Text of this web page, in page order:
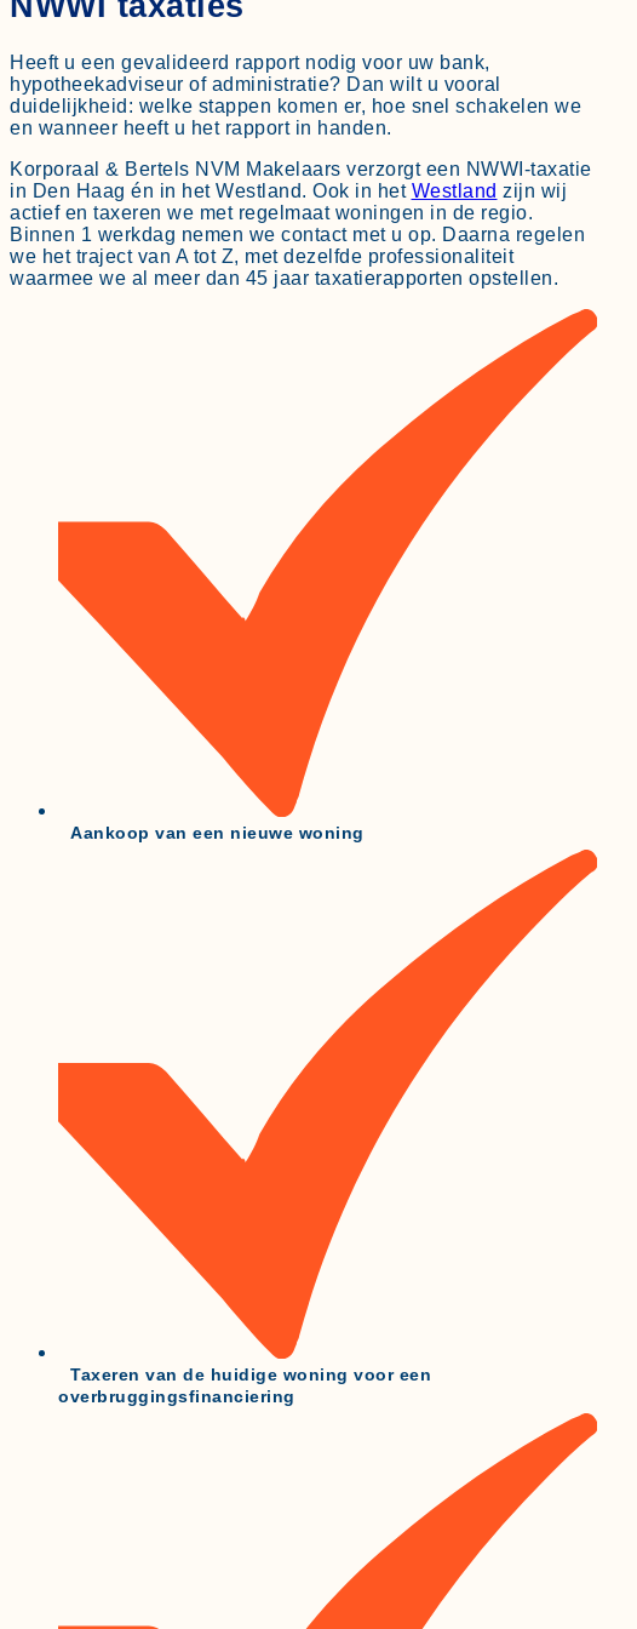
Heeft u een gevalideerd rapport nodig voor uw bank,
hypotheekadviseur of administratie? Dan wilt u vooral
duidelijkheid: welke stappen komen er, hoe snel schakelen we
en wanneer heeft u het rapport in handen.
Korporaal & Bertels NVM Makelaars verzorgt een NWWI-taxatie
in Den Haag én in het Westland. Ook in het Westland zijn wij
actief en taxeren we met regelmaat woningen in de regio.
Binnen 1 werkdag nemen we contact met u op. Daarna regelen
we het traject van A tot Z, met dezelfde professionaliteit
waarmee we al meer dan 45 jaar taxatierapporten opstellen.
Aankoop van een nieuwe woning
Taxeren van de huidige woning voor een
overbruggingsfinanciering